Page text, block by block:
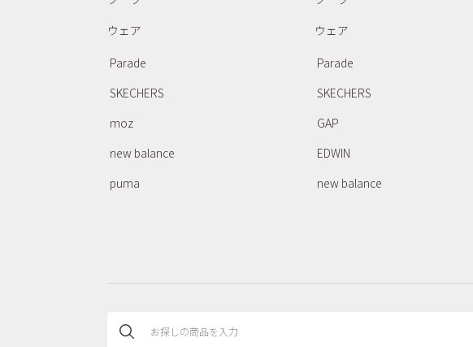
ウェア
Parade
SKECHERS
moz
new balance
puma
ウェア
Parade
SKECHERS
GAP
EDWIN
new balance